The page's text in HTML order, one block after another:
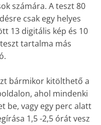
számára. A teszt 80
csak egy helyes
13 digitális kép és 10
tartalma más
bármikor kitölthető a
ahol mindenki
be, vagy egy perc alatt
1,5 -2,5 órát vesz